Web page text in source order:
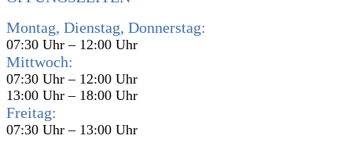
Montag, Dienstag, Donnerstag:
07:30 Uhr – 12:00 Uhr
Mittwoch:
07:30 Uhr – 12:00 Uhr
13:00 Uhr – 18:00 Uhr
Freitag:
07:30 Uhr – 13:00 Uhr